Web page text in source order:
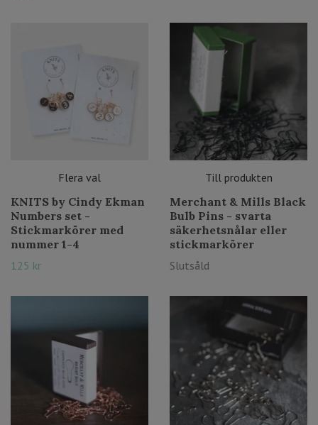
Flera val
KNITS by Cindy Ekman
Numbers set -
Stickmarkörer med
nummer 1-4
125 kr
Till produkten
Merchant & Mills Black
Bulb Pins - svarta
säkerhetsnålar eller
stickmarkörer
Slutsåld